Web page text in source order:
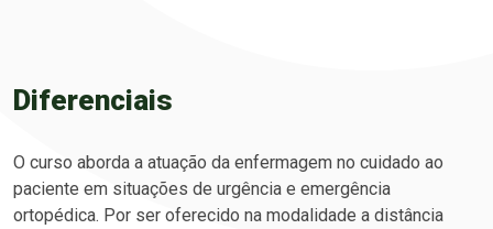
Diferenciais
O curso aborda a atuação da enfermagem no cuidado ao
paciente em situações de urgência e emergência
ortopédica. Por ser oferecido na modalidade a distância